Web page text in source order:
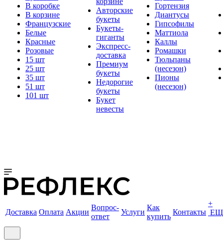
В коробке
В корзине
Французские
Белые
Красные
Розовые
15 шт
25 шт
35 шт
51 шт
101 шт
Авторские
букеты
Букеты-
гиганты
Экспресс-
доставка
Премиум
букеты
Недорогие
букеты
Букет
невесты
Гортензия
Диантусы
Гипсофилы
Маттиола
Каллы
Ромашки
Тюльпаны
(несезон)
Пионы
(несезон)
Доставка Оплата Акции
Вопрос-
ответ
Услуги
Как
купить
Контакты
+